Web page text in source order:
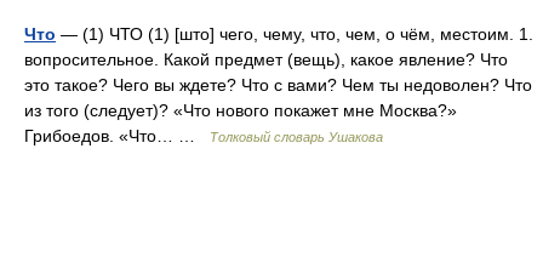
Что — (1) ЧТО (1) [што] чего, чему, что, чем, о чём, местоим. 1.
вопросительное. Какой предмет (вещь), какое явление? Что
это такое? Чего вы ждете? Что с вами? Чем ты недоволен? Что
из того (следует)? «Что нового покажет мне Москва?»
Грибоедов. «Что… …
Толковый словарь Ушакова